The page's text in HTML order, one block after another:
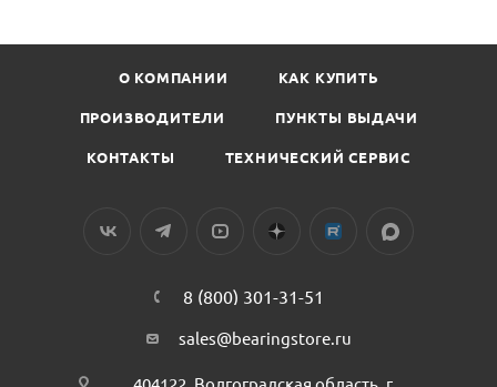
О КОМПАНИИ КАК КУПИТЬ
ПРОИЗВОДИТЕЛИ ПУНКТЫ ВЫДАЧИ
КОНТАКТЫ ТЕХНИЧЕСКИЙ СЕРВИС
8 (800) 301-31-51
sales@bearingstore.ru